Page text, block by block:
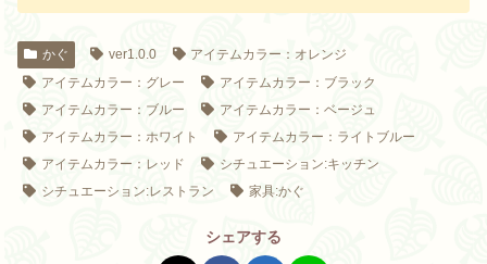
かぐ ver1.0.0
アイテムカラー：オレンジ
アイテムカラー：グレー
アイテムカラー：ブラック
アイテムカラー：ブルー
アイテムカラー：ベージュ
アイテムカラー：ホワイト
アイテムカラー：ライトブルー
アイテムカラー：レッド
シチュエーション:キッチン
シチュエーション:レストラン
家具:かぐ
シェアする